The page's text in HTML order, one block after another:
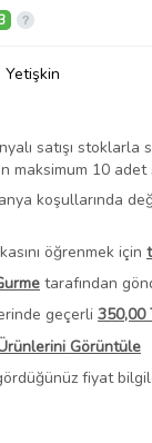
: Yetişkin
satışı stoklarla
maksimum 10 adet
koşullarında
öğrenmek için
tarafından
geçerli 350,00
Görüntüle
fiyat